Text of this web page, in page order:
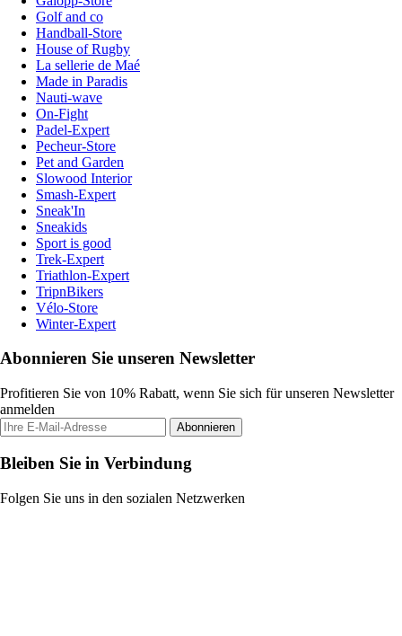
Golf and co
Handball-Store
House of Rugby
La sellerie de Maé
Made in Paradis
Nauti-wave
On-Fight
Padel-Expert
Pecheur-Store
Pet and Garden
Slowood Interior
Smash-Expert
Sneak'In
Sneakids
Sport is good
Trek-Expert
Triathlon-Expert
TripnBikers
Vélo-Store
Winter-Expert
Abonnieren Sie unseren Newsletter
Profitieren Sie von 10% Rabatt, wenn Sie sich für unseren Newsletter
anmelden
Abonnieren
Bleiben Sie in Verbindung
Folgen Sie uns in den sozialen Netzwerken